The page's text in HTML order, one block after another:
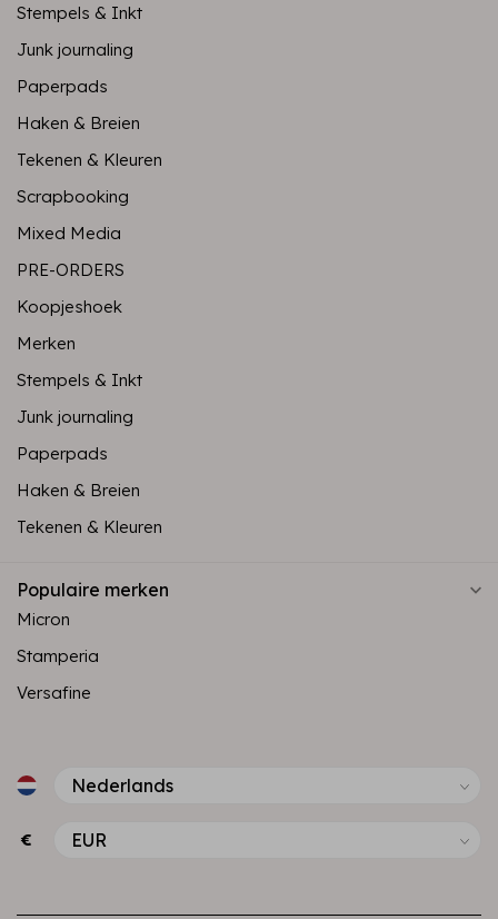
Stempels & Inkt
Junk journaling
Paperpads
Haken & Breien
Tekenen & Kleuren
Scrapbooking
Mixed Media
PRE-ORDERS
Koopjeshoek
Merken
Stempels & Inkt
Junk journaling
Paperpads
Haken & Breien
Tekenen & Kleuren
Populaire merken
Micron
Stamperia
Versafine
€